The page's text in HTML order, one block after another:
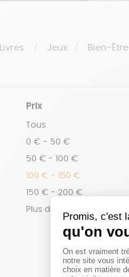
Livres Jeux Bien-Être
Prix
Tous
0 € - 50 €
50 € - 100 €
100 € - 150 €
150 € - 200 €
Plus de 200€